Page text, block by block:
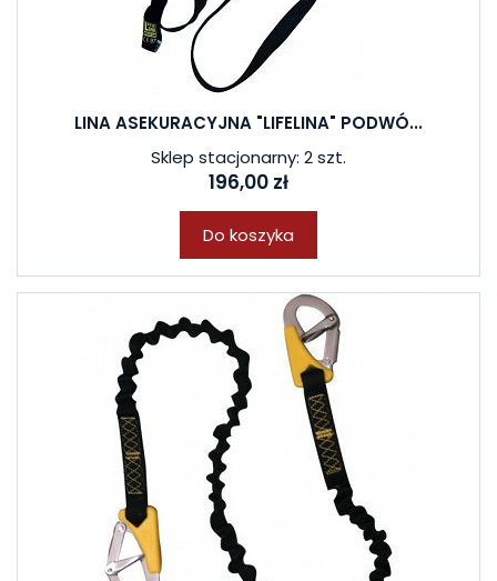
LINA ASEKURACYJNA "LIFELINA" PODWÓ...
Sklep stacjonarny: 2 szt.
196,00 zł
Do koszyka